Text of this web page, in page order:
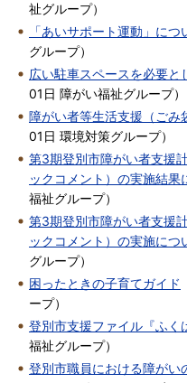
祉グループ）
「あいサポート運動」につ
グループ）
広い駐車スペースを必要と
01日 障がい福祉グループ）
障がい者等生活支援（ごみ
01日 環境対策グループ）
第3期登別市障がい者支援
ックコメント）の実施結果
福祉グループ）
第3期登別市障がい者支援
ックコメント）の実施につ
グループ）
困ったときの子育てガイド
ープ）
登別市支援ファイル『ふく
福祉グループ）
登別市職員における障がい